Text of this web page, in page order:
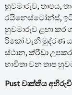
හුවමාරුව, තාපය,
රයිනෙස්ටෝන්ස්,
හුවමාරුව ළඟා කර
රිකෝ වැනි මුද්රණ
ස්ථාන, ක්රීඩා
භාවිතා වන තාප
Pust වෘත්තීය